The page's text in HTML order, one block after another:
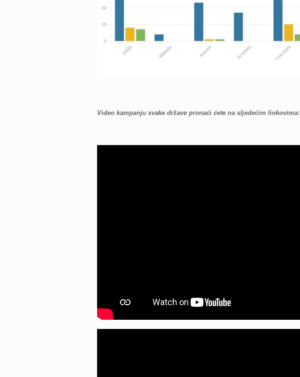
Video kampanju svake države pronaći ćete na sljedećim linkovima: